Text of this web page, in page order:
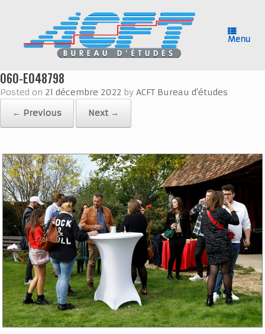
Menu
060-E048798
Posted on 21 décembre 2022 by ACFT Bureau d'études
← Previous
Next →